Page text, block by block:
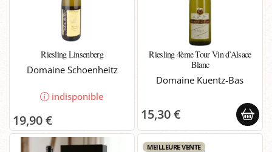
Riesling Linsenberg
Domaine Schoenheitz
indisponible
19,90 €
Riesling 4ème Tour Vin d’Alsace
Blanc
Domaine Kuentz-Bas
15,30 €
MEILLEURE VENTE